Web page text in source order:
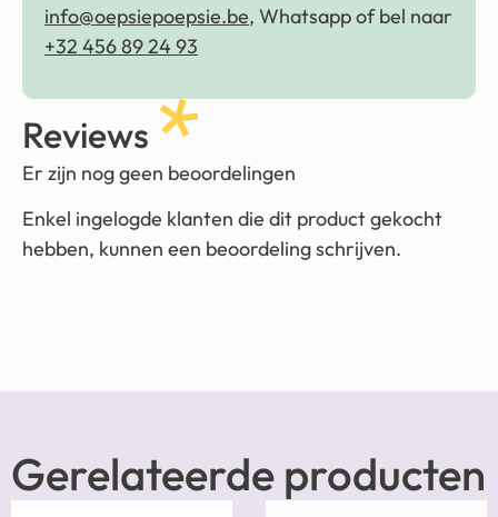
info@oepsiepoepsie.be, Whatsapp of bel naar
+32 456 89 24 93
Reviews
Er zijn nog geen beoordelingen
Enkel ingelogde klanten die dit product gekocht
hebben, kunnen een beoordeling schrijven.
Gerelateerde producten